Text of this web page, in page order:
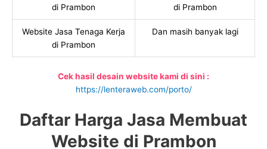
di Prambon
di Prambon
Website Jasa Tenaga Kerja
di Prambon
Dan masih banyak lagi
Cek hasil desain website kami di sini :
https://lenteraweb.com/porto/
Daftar Harga Jasa Membuat
Website di Prambon